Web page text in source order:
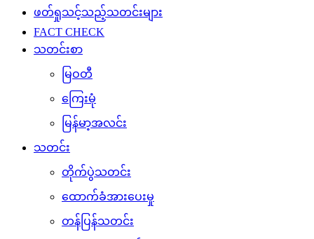
ဖတ်ရှုသင့်သည့်သတင်းများ
FACT CHECK
သတင်းစာ
မြဝတီ
ကြေးမုံ
မြန်မာ့အလင်း
သတင်း
တိုက်ပွဲသတင်း
ထောက်ခံအားပေးမှု
တန်ပြန်သတင်း